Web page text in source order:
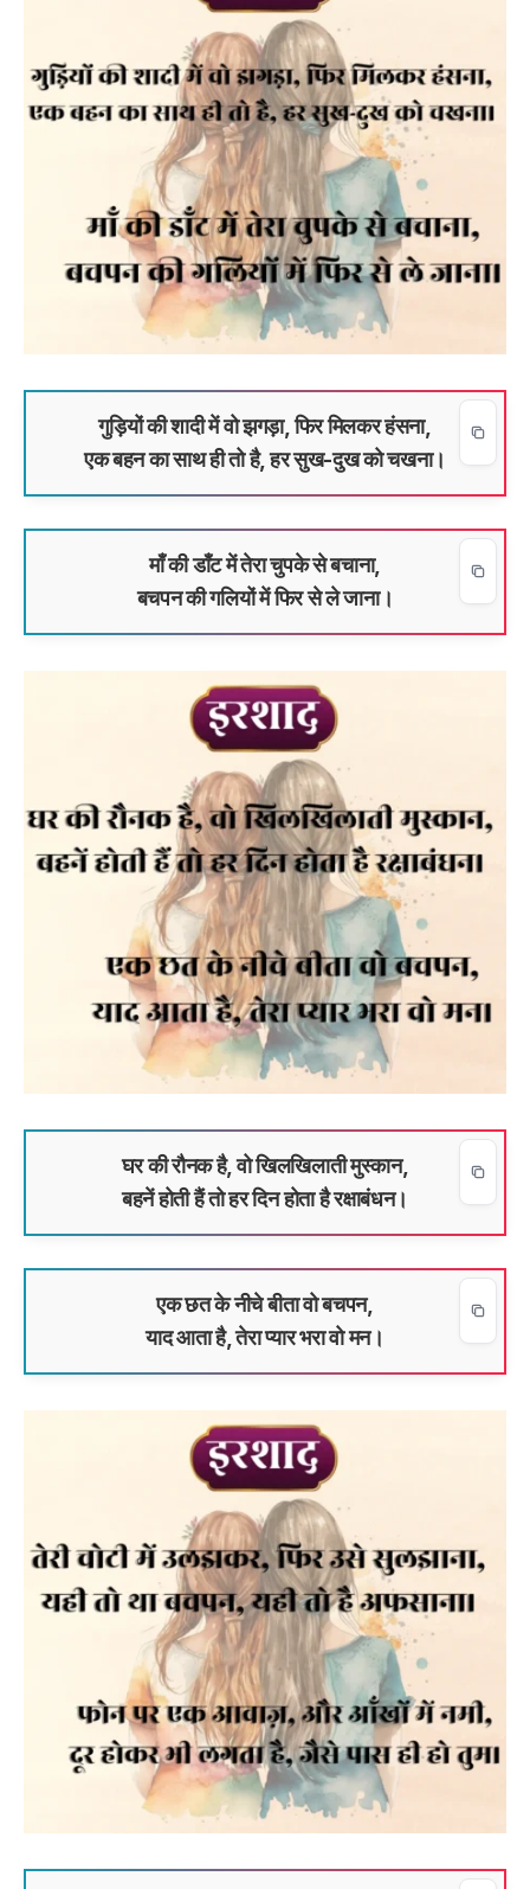
गुड़ियों की शादी में वो झगड़ा, फिर मिलकर हंसना,
एक बहन का साथ ही तो है, हर सुख-दुख को चखना।
माँ की डाँट में तेरा चुपके से बचाना,
बचपन की गलियों में फिर से ले जाना।
घर की रौनक है, वो खिलखिलाती मुस्कान,
बहनें होती हैं तो हर दिन होता है रक्षाबंधन।
एक छत के नीचे बीता वो बचपन,
याद आता है, तेरा प्यार भरा वो मन।